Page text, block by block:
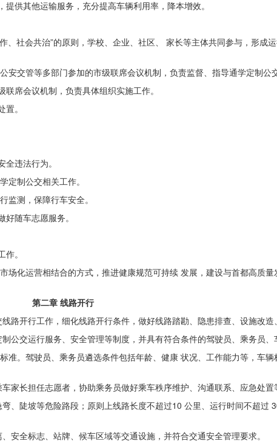
供其他运输服务，充分提高车辆利用率，降本增效。
社会共治”的原则，学校、企业、社区、 家长等主体共同参与，形成
安交管等多部门参加的市级联席会议机制， 负责监督、指导通学定制公
联席会议机制，负责具体组织实施工作。
。
违法行为。
定制公交相关工作。
监测，保障行车安全。
好随车志愿服务。
。
化运营相结合的方式，推进健康规范可持续 发展，建设与首都高质
第二章 线路开行
路开行工作，细化线路开行条件，做好线路踏勘、隐患排查、设施改造
公交运行服务、安全管理等制度，并具有符合条件的驾驶员、乘务员、
。驾驶员、乘务员遴选条件包括年龄、健康 状况、工作能力等，车
家长担任志愿者，协助乘务员做好乘车秩序维护、沟通联系、应急处置
、陡坡等危险路段；原则上线路长度不超过10 公里、运行时间不超过
安全标志、站牌、候车区域等交通设施，并符合交通安全管理要求。